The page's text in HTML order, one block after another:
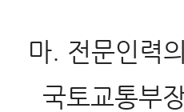
마. 전문인력
국토교통부